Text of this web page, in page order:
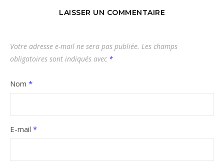
LAISSER UN COMMENTAIRE
Votre adresse e-mail ne sera pas publiée. Les champs
obligatoires sont indiqués avec *
Nom *
E-mail *